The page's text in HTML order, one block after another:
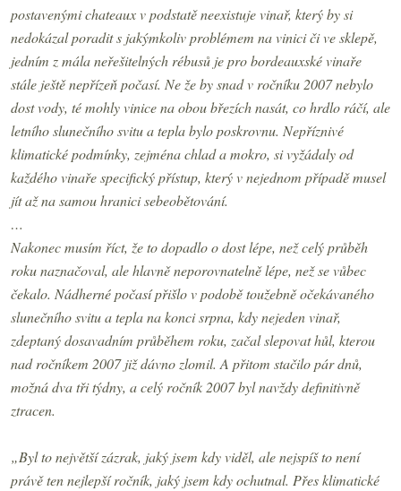
postavenými chateaux v podstatě neexistuje vinař, který by si
nedokázal poradit s jakýmkoliv problémem na vinici či ve sklepě,
jedním z mála neřešitelných rébusů je pro bordeauxské vinaře
stále ještě nepřízeň počasí. Ne že by snad v ročníku 2007 nebylo
dost vody, té mohly vinice na obou březích nasát, co hrdlo ráčí, ale
letního slunečního svitu a tepla bylo poskrovnu. Nepříznivé
klimatické podmínky, zejména chlad a mokro, si vyžádaly od
každého vinaře specifický přístup, který v nejednom případě musel
jít až na samou hranici sebeobětování.
…
Nakonec musím říct, že to dopadlo o dost lépe, než celý průběh
roku naznačoval, ale hlavně neporovnatelně lépe, než se vůbec
čekalo. Nádherné počasí přišlo v podobě toužebně očekávaného
slunečního svitu a tepla na konci srpna, kdy nejeden vinař,
zdeptaný dosavadním průběhem roku, začal slepovat hůl, kterou
nad ročníkem 2007 již dávno zlomil. A přitom stačilo pár dnů,
možná dva tři týdny, a celý ročník 2007 byl navždy definitivně
ztracen.
„Byl to největší zázrak, jaký jsem kdy viděl, ale nejspíš to není
právě ten nejlepší ročník, jaký jsem kdy ochutnal. Přes klimatické